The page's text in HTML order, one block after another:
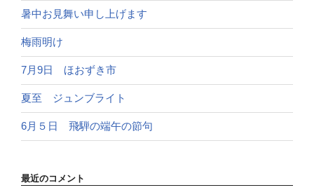
暑中お見舞い申し上げます
梅雨明け
7月9日 ほおずき市
夏至 ジュンブライト
6月５日 飛騨の端午の節句
最近のコメント